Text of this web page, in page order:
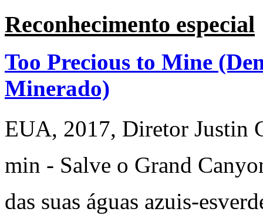
Reconhecimento especial
Too Precious to Mine
Minerado)
EUA, 2017, Diretor Justin
min - Salve o Grand
das suas águas azuis-